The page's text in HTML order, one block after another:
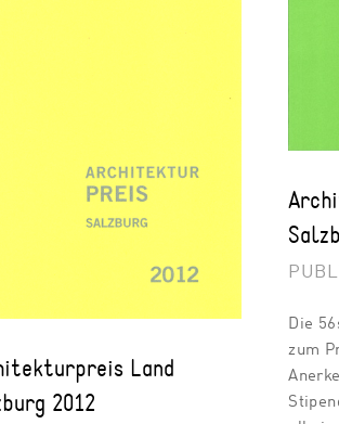
Die
zum
Land
2012